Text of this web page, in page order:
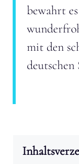
bewahrt
mit den
deutschen